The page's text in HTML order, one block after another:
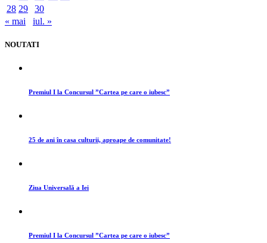
28 29
30
« mai
iul. »
NOUTATI
Premiul I la Concursul ”Cartea pe care o iubesc”
25 de ani în casa culturii, aproape de comunitate!
Ziua Universală a Iei
Premiul I la Concursul ”Cartea pe care o iubesc”